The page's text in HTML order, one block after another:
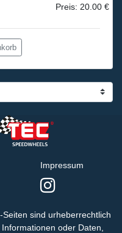
Preis: 20.00 €
Impressum
sind urheberrechtlich
oder Daten,